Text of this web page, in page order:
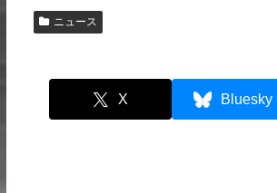
ニュース
X Bluesky